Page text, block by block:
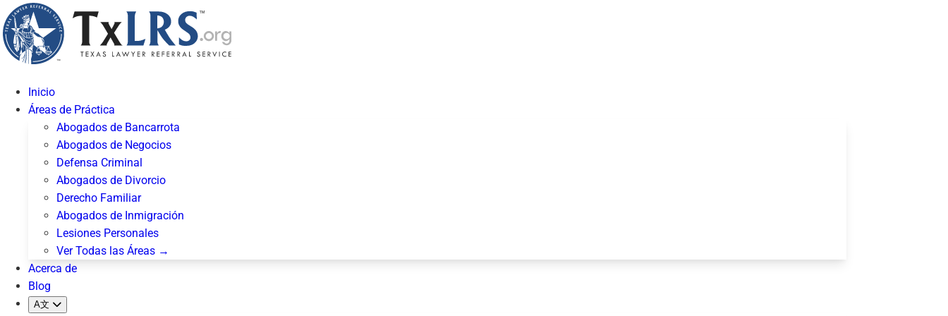
Inicio
Áreas de Práctica
Abogados de Bancarrota
Abogados de Negocios
Defensa Criminal
Abogados de Divorcio
Derecho Familiar
Abogados de Inmigración
Lesiones Personales
Ver Todas las Áreas →
Acerca de
Blog
A文